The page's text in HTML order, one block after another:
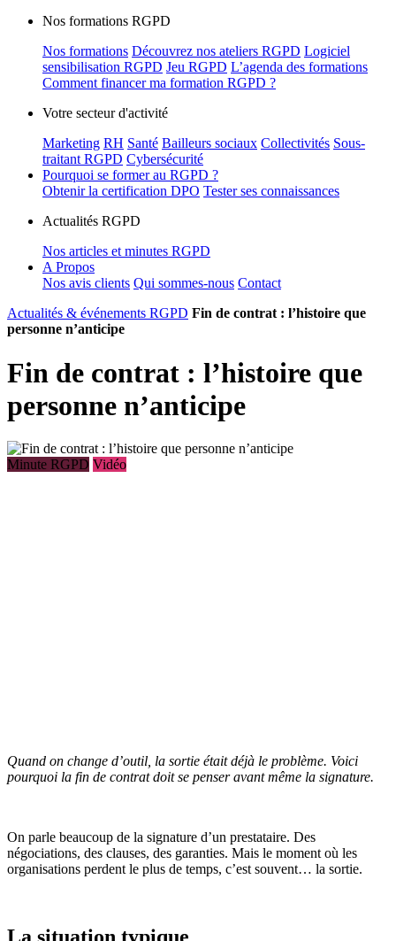
Nos formations RGPD
Nos formations Découvrez nos ateliers RGPD Logiciel
sensibilisation RGPD Jeu RGPD L’agenda des formations
Comment financer ma formation RGPD ?
Votre secteur d'activité
Marketing RH Santé Bailleurs sociaux Collectivités Sous-
traitant RGPD Cybersécurité
Pourquoi se former au RGPD ?
Obtenir la certification DPO Tester ses connaissances
Actualités RGPD
Nos articles et minutes RGPD
A Propos
Nos avis clients Qui sommes-nous Contact
Actualités & événements RGPD Fin de contrat : l’histoire que
personne n’anticipe
Fin de contrat : l’histoire que
personne n’anticipe
Minute RGPD Vidéo
Quand on change d’outil, la sortie était déjà le problème. Voici
pourquoi la fin de contrat doit se penser avant même la signature.
On parle beaucoup de la signature d’un prestataire. Des
négociations, des clauses, des garanties. Mais le moment où les
organisations perdent le plus de temps, c’est souvent… la sortie.